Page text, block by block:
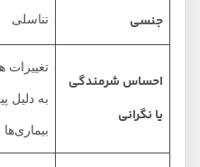
جنسی
تناسلی
احساس شرمندگی
یا نگرانی
تغییرات
به دلیل پیری یا
بیماری‌ها